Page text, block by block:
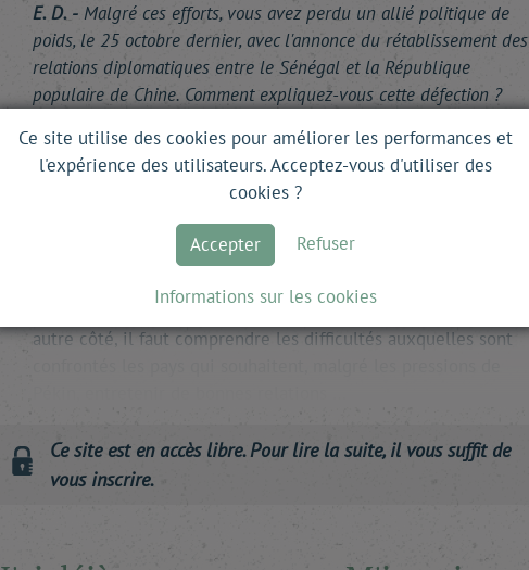
E. D. -Malgré ces efforts, vous avez perdu un allié politique de
poids, le 25 octobre dernier, avec l'annonce du rétablissement des
relations diplomatiques entre le Sénégal et la République
populaire de Chine. Comment expliquez-vous cette défection ?
diplomatiques. Mais si nous avons affaire à un pays qui
n'accorde pas la même importance que nous à cette amitié,
qui ne partage pas avec nous les valeurs de démocratie, de
liberté et de paix, alors nous sommes prêts à accepter qu'il
prenne ses distances même si, dans le cas du Sénégal, nous
regrettons cette décision. Il est clair que, sur le plan financier,
autre côté, il faut comprendre les difficultés auxquelles sont
Ce site est en accès libre. Pour lire la suite, il vous suffit de
vous inscrire.
Ce site utilise des cookies pour améliorer les performances et
l'expérience des utilisateurs. Acceptez-vous d'utiliser des
cookies ?
Accepter Refuser
Informations sur les cookies